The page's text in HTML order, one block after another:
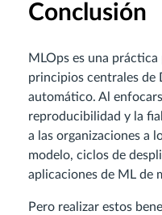
Conclusión
MLOps es una
principios centrales de
automático. Al
reproducibilidad y la
a las organizaciones a
modelo, ciclos de
aplicaciones de ML de
Pero realizar estos